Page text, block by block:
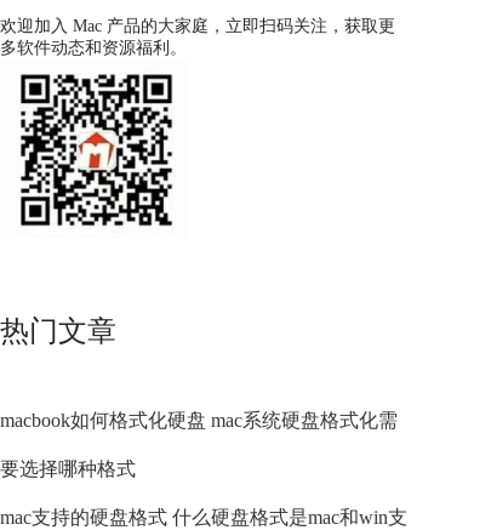
欢迎加入 Mac 产品的大家庭，立即扫码关注，获取更
多软件动态和资源福利。
热门文章
macbook如何格式化硬盘 mac系统硬盘格式化需
要选择哪种格式
mac支持的硬盘格式 什么硬盘格式是mac和win支